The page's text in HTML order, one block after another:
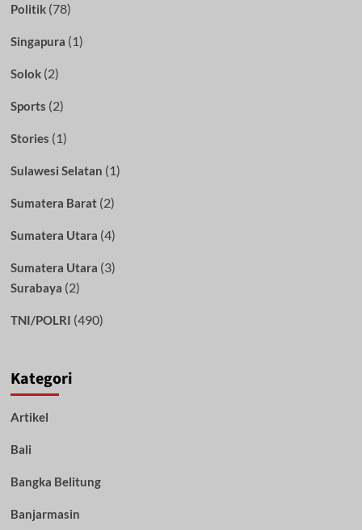
Politik(78)
Singapura (1)
Solok(2)
Sports (2)
Stories (1)
Sulawesi Selatan (1)
Sumatera Barat(2)
Sumatera Utara (4)
Sumatera Utara (3)
Surabaya (2)
TNI/POLRI (490)
Kategori
Artikel
Bali
Bangka Belitung
Banjarmasin